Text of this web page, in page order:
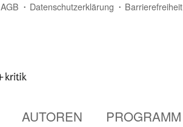
AGB Datenschutzerklärung Barrierefreiheit
AUTOREN PROGRAMM